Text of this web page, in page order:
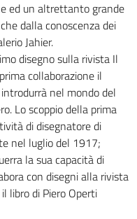
ed un altrettanto grande
dalla conoscenza dei
Jahier.
disegno sulla rivista Il
collaborazione il
nel mondo del
Lo scoppio della prima
di disegnatore di
nel luglio del 1917;
la sua capacità di
con disegni alla rivista
libro di Piero Operti